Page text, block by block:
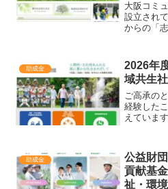
大阪コミ
設立され
からの「
を付けた
お志に沿
等に助成
は、これ
助成金
2026年
域共生
ご高承の
経験した
えていま
は2043年
じるもの
の割合は
ことが見
助成金
公益財
貢献基
祉・環